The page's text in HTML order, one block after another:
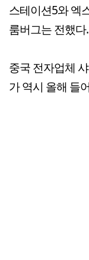
스테이션5와 엑
룸버그는 전했다.
중국 전자업체
가 역시 올해 들